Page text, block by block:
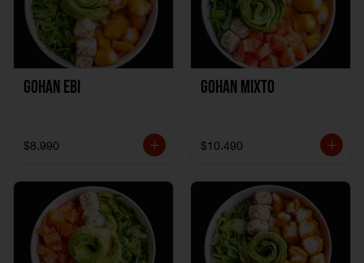
Gohan Ebi
$8.990
Gohan Mixto
$10.490